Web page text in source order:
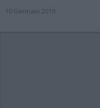
10 Gennaio 2019